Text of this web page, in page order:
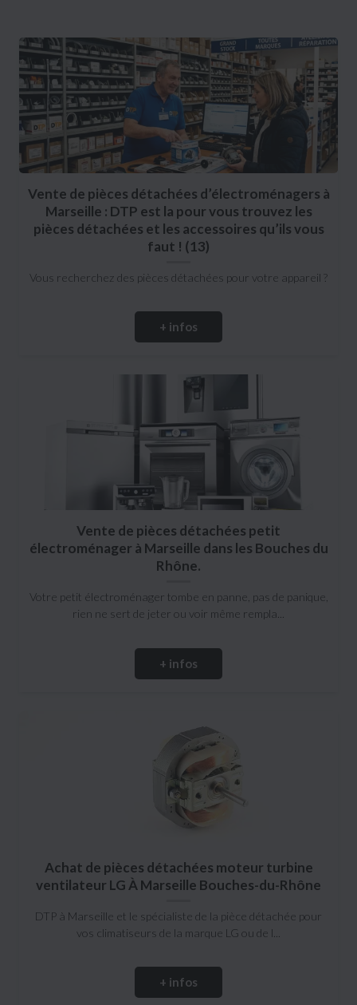
Vente de pièces détachées d’électroménagers à
Marseille : DTP est la pour vous trouvez les
pièces détachées et les accessoires qu’ils vous
faut ! (13)
Vous recherchez des pièces détachées pour votre appareil ?
+ infos
Vente de pièces détachées petit
électroménager à Marseille dans les Bouches du
Rhône.
Votre petit électroménager tombe en panne, pas de panique,
rien ne sert de jeter ou voir même rempla...
+ infos
Achat de pièces détachées moteur turbine
ventilateur LG À Marseille Bouches-du-Rhône
DTP à Marseille et le spécialiste de la pièce détachée pour
vos climatiseurs de la marque LG ou de l...
+ infos